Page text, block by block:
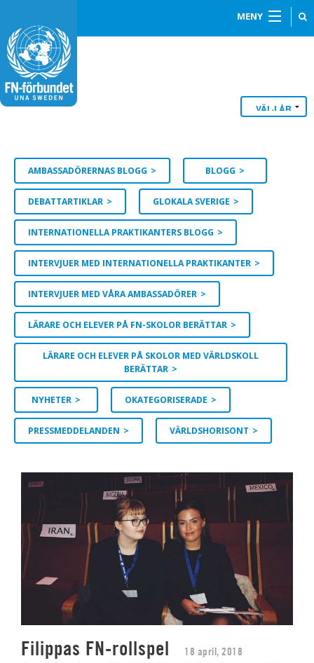
MENY
AMBASSADÖRERNAS BLOGG BLOGG
DEBATTARTIKLAR GLOKALA SVERIGE
INTERNATIONELLA PRAKTIKANTERS BLOGG
INTERVJUER MED INTERNATIONELLA PRAKTIKANTER
INTERVJUER MED VÅRA AMBASSADÖRER
LÄRARE OCH ELEVER PÅ FN-SKOLOR BERÄTTAR
LÄRARE OCH ELEVER PÅ SKOLOR MED VÄRLDSKOLL
BERÄTTAR
NYHETER OKATEGORISERADE
PRESSMEDDELANDEN VÄRLDSHORISONT
Filippas FN-rollspel 18 april, 2018